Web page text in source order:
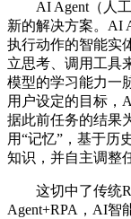
AI Agent（人
新的解决方案。AI
执行动作的智能实
立思考、调用工具
模型的学习能力一
用户设定的目标，
据此前任务的结果
用“记忆”，基于历
知识，并自主调整
这切中了传统
Agent+RPA，AI智